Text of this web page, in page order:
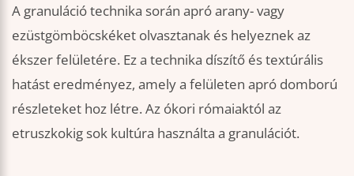
A granuláció technika során apró arany- vagy
ezüstgömböcskéket olvasztanak és helyeznek az
ékszer felületére. Ez a technika díszítő és textúrális
hatást eredményez, amely a felületen apró domború
részleteket hoz létre. Az ókori rómaiaktól az
etruszkokig sok kultúra használta a granulációt.